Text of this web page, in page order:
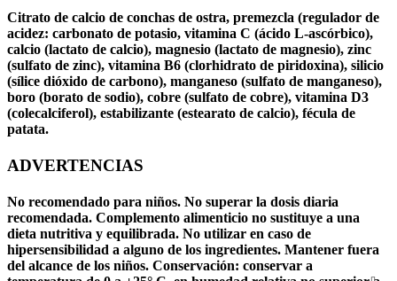
Citrato de calcio de conchas de ostra, premezcla (regulador de
acidez: carbonato de potasio, vitamina C (ácido L-ascórbico),
calcio (lactato de calcio), magnesio (lactato de magnesio), zinc
(sulfato de zinc), vitamina B6 (clorhidrato de piridoxina), silicio
(sílice dióxido de carbono), manganeso (sulfato de manganeso),
boro (borato de sodio), cobre (sulfato de cobre), vitamina D3
(colecalciferol), estabilizante (estearato de calcio), fécula de
patata.
ADVERTENCIAS
No recomendado para niños. No superar la dosis diaria
recomendada. Complemento alimenticio no sustituye a una
dieta nutritiva y equilibrada. No utilizar en caso de
hipersensibilidad a alguno de los ingredientes. Mantener fuera
del alcance de los niños. Conservación: conservar a